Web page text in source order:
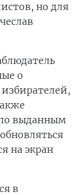
но для
о
выданным
на экран
в